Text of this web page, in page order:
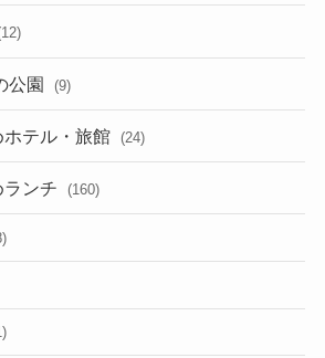
公園 (9)
テル・旅館 (24)
ンチ (160)